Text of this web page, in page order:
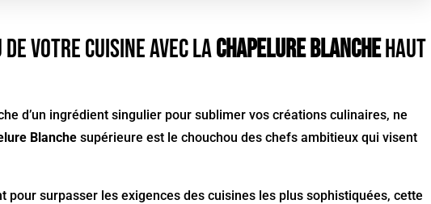
de votre cuisine avec laChapelure Blanchehaut
d’un ingrédient singulier pour sublimer vos créations culinaires, ne
Blanche supérieure est le chouchou des chefs ambitieux qui visent
pour surpasser les exigences des cuisines les plus sophistiquées, cette